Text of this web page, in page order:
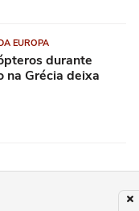
EUROPA
durante
na Grécia deixa